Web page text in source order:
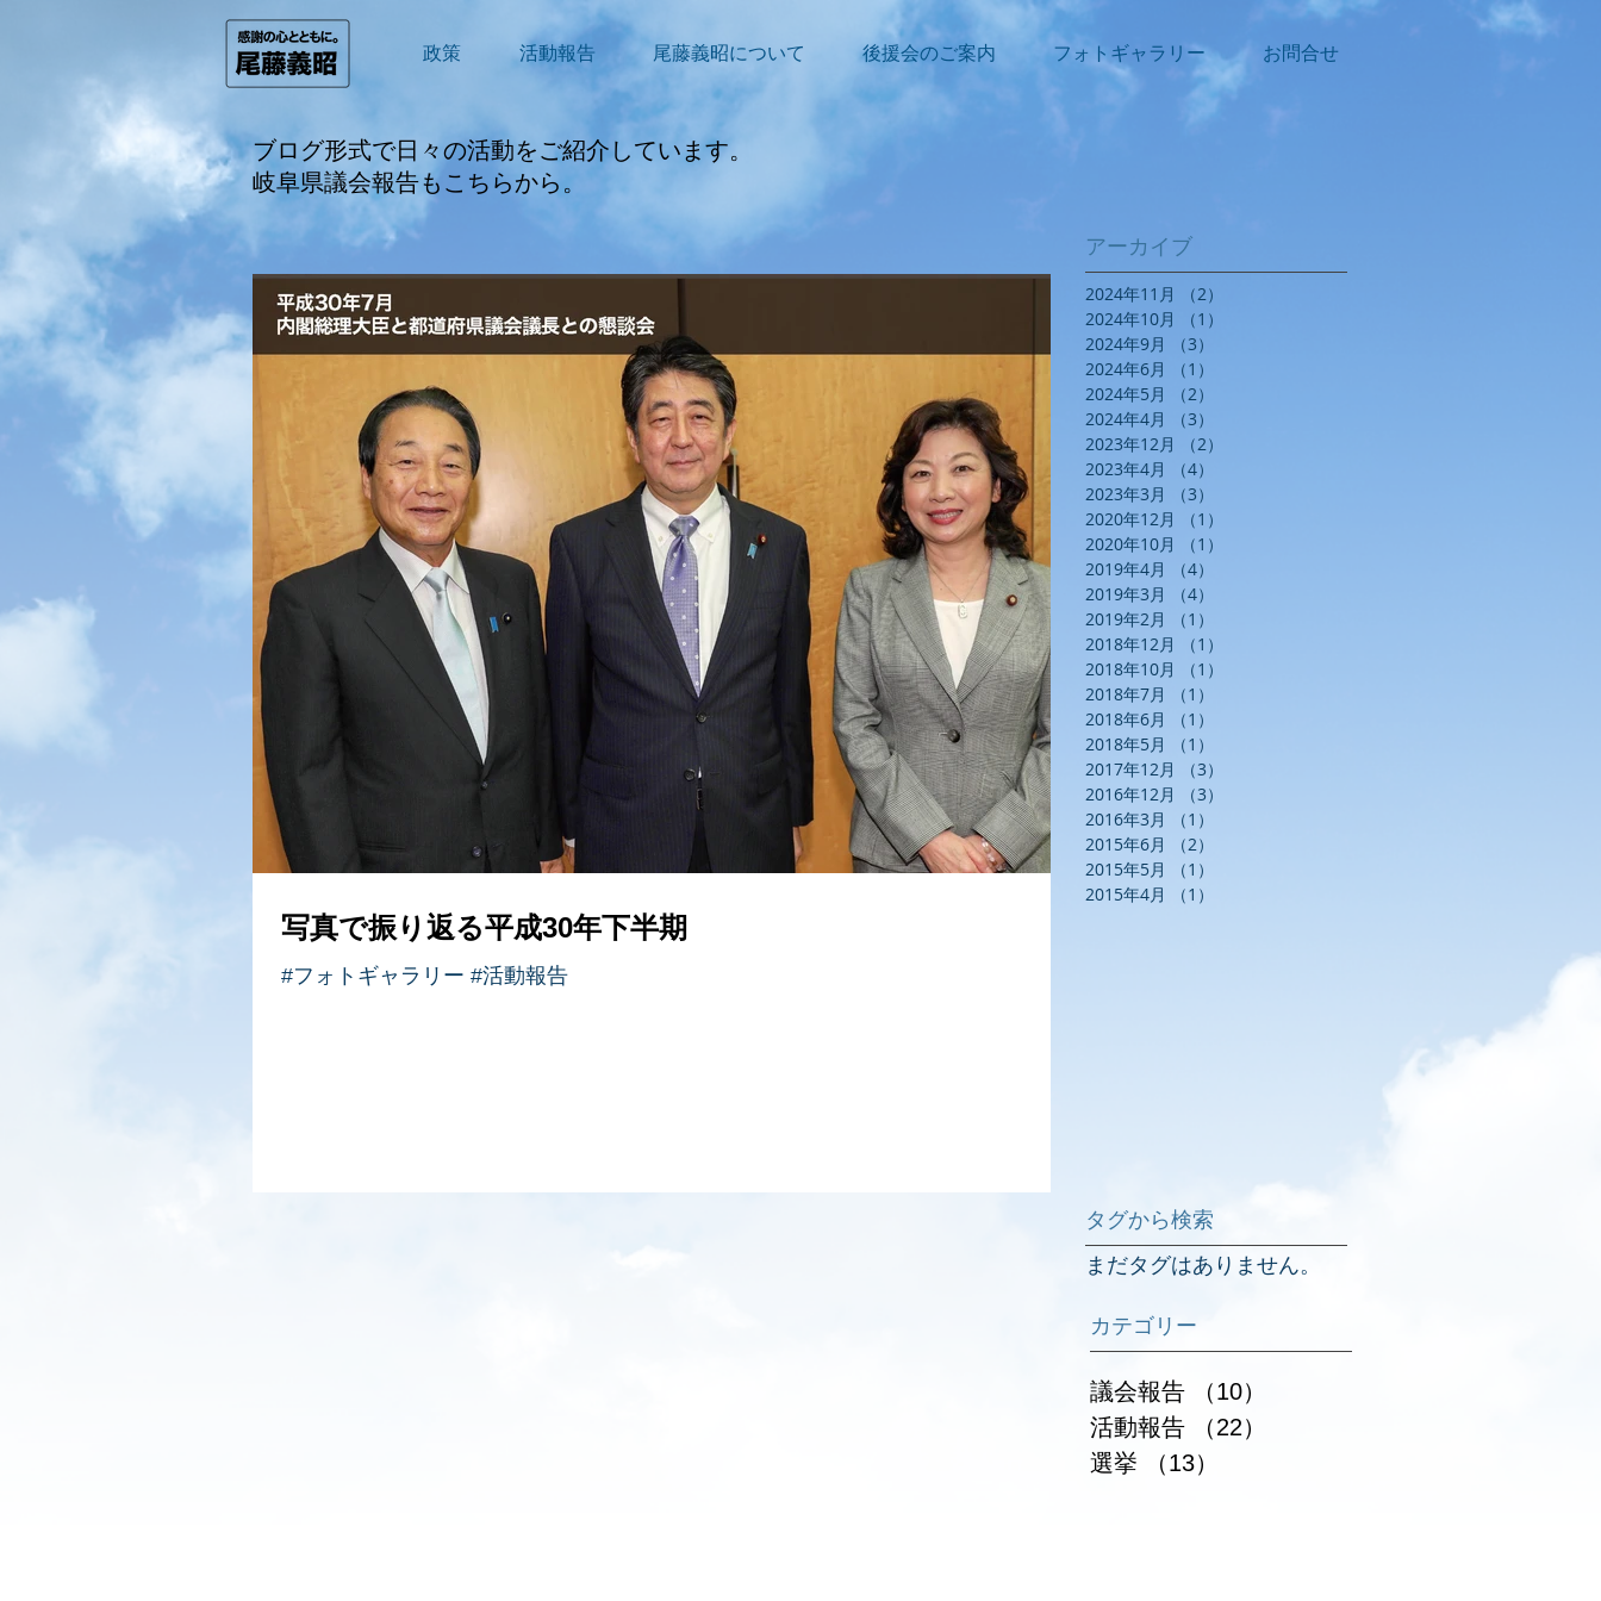
政策 活動報告 尾藤義昭について 後援会のご案内 フォトギャラリー お問合せ
ブログ形式で日々の活動をご紹介しています。
​岐阜県議会報告もこちらから。
アーカイブ
写真で振り返る平成30年下半期
#フォトギャラリー #活動報告
2024年11月 （2）
2024年10月
（1）
2024年9月
（3）
2024年6月
（1）
2024年5月
（2）
2024年4月
（3）
2023年12月
（2）
2023年4月
（4）
2023年3月
（3）
2020年12月
（1）
2020年10月
（1）
2019年4月
（4）
2019年3月
（4）
2019年2月
（1）
2018年12月
（1）
2018年10月
（1）
2018年7月
（1）
2018年6月
（1）
2018年5月
（1）
2017年12月
（3）
2016年12月
（3）
2016年3月
（1）
2015年6月
（2）
2015年5月
（1）
2015年4月
（1）
タグから検索
まだタグはありません。
カテゴリー
議会報告 （10）
活動報告
（22）
選挙
（13）